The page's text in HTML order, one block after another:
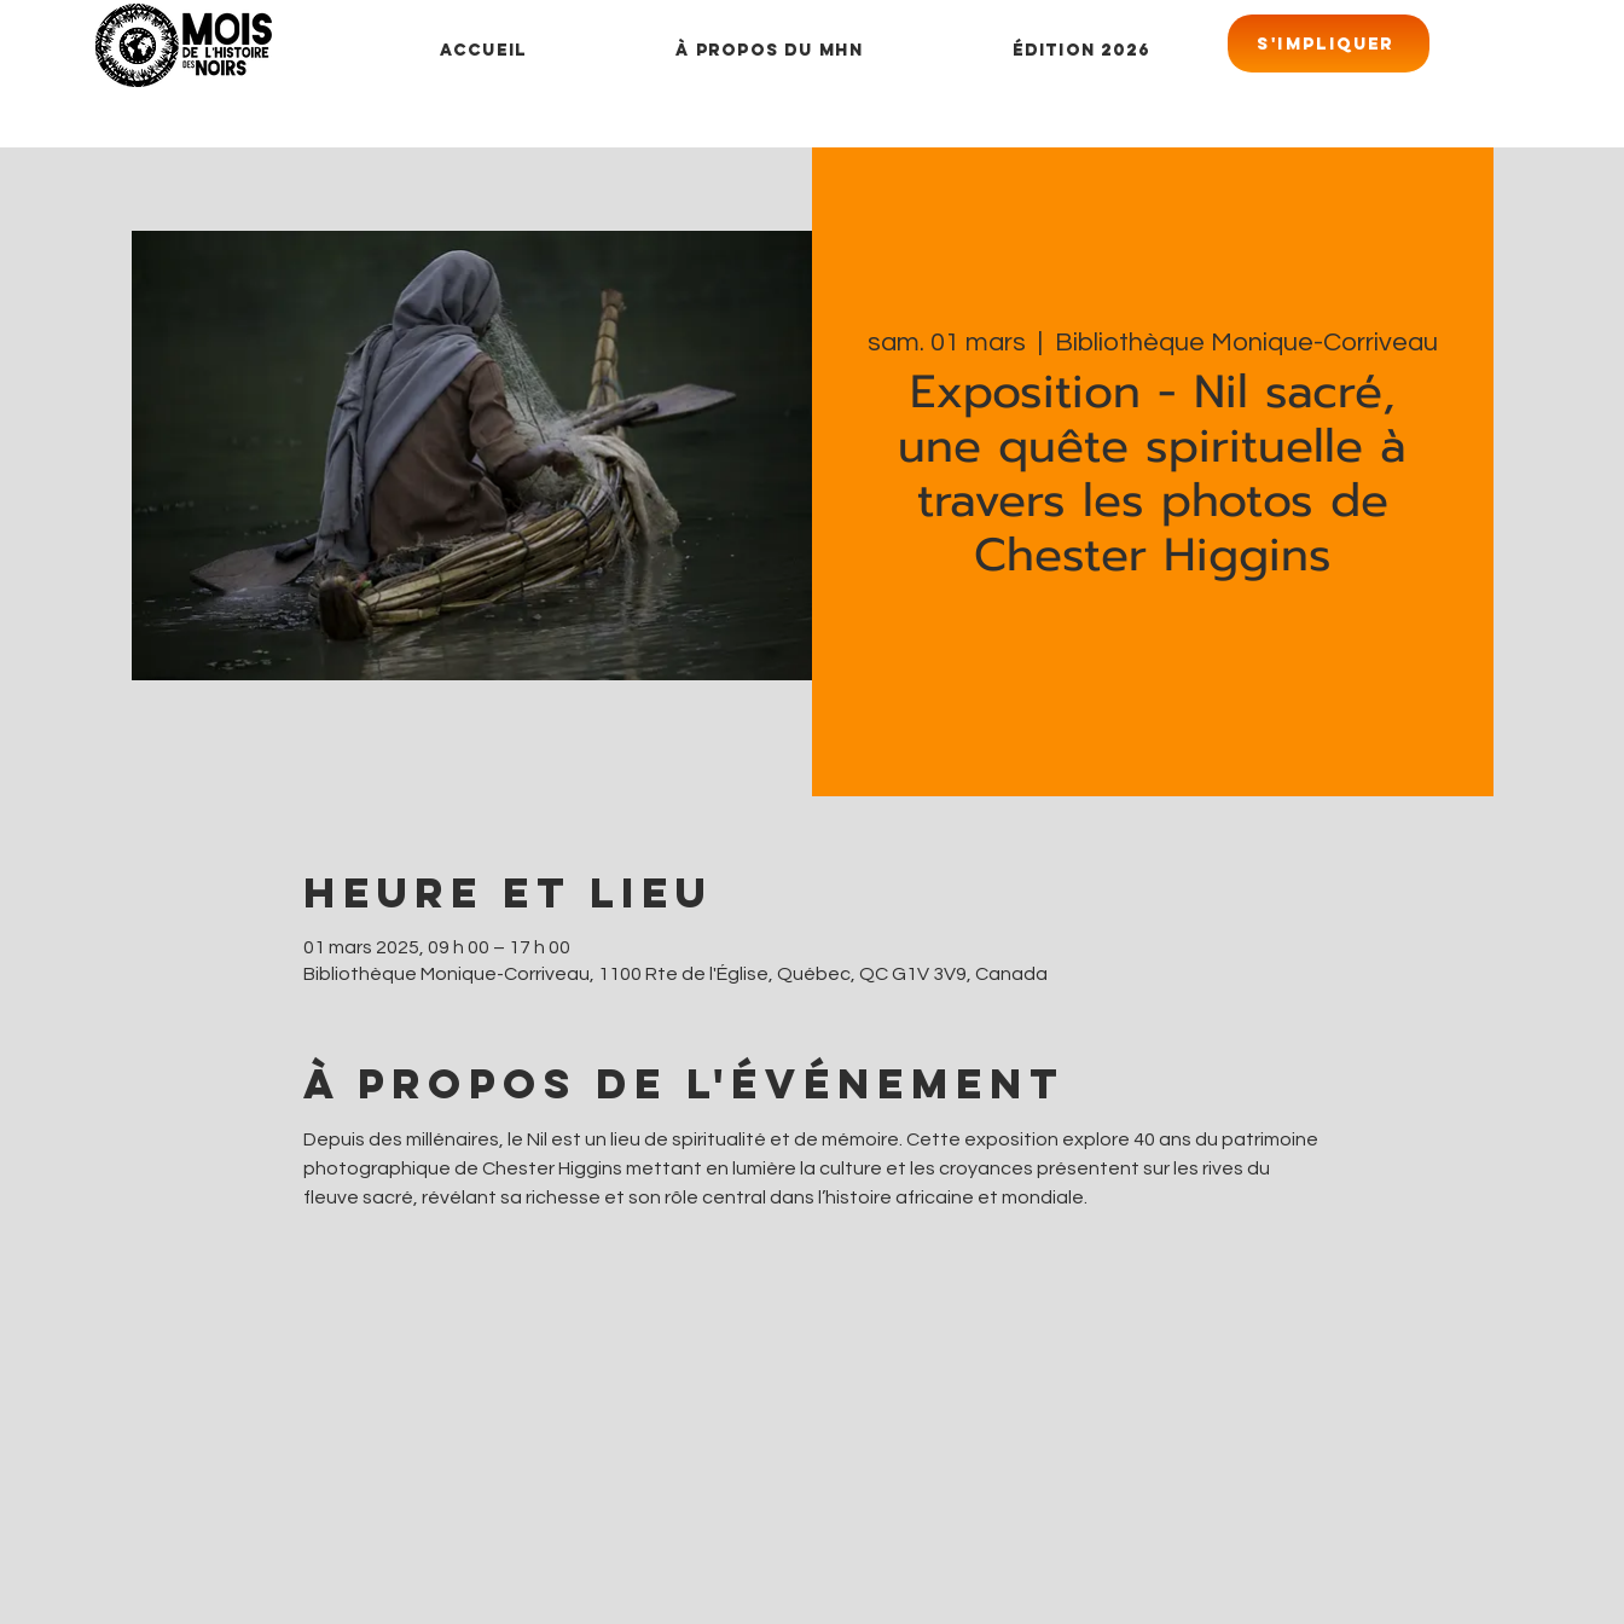
Accueil À propos du MHN Édition 2026 S'impliquer
sam. 01 mars Bibliothèque Monique-Corriveau
Exposition - Nil sacré,
une quête spirituelle à
travers les photos de
Chester Higgins
Heure et lieu
01 mars 2025, 09 h 00 – 17 h 00
Bibliothèque Monique-Corriveau, 1100 Rte de l'Église, Québec, QC G1V 3V9, Canada
À propos de l'événement
Depuis des millénaires, le Nil est un lieu de spiritualité et de mémoire. Cette exposition explore 40 ans du patrimoine
photographique de Chester Higgins mettant en lumière la culture et les croyances présentent sur les rives du
fleuve sacré, révélant sa richesse et son rôle central dans l’histoire africaine et mondiale.